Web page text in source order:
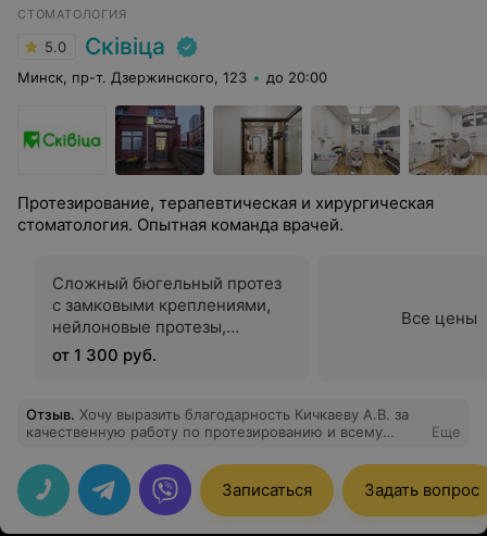
СТОМАТОЛОГИЯ
5.0 Сківіца
Минск, пр-т. Дзержинского, 123 до 20:00
Протезирование, терапевтическая и хирургическая
стоматология. Опытная команда врачей.
Сложный бюгельный протез
с замковыми креплениями,
нейлоновые протезы,
ацеталовые
от 1 300 руб.
Все цены
Отзыв. Хочу выразить благодарность Кичкаеву А.В. за
качественную работу по протезированию и всему
Еще
Записаться Задать вопрос